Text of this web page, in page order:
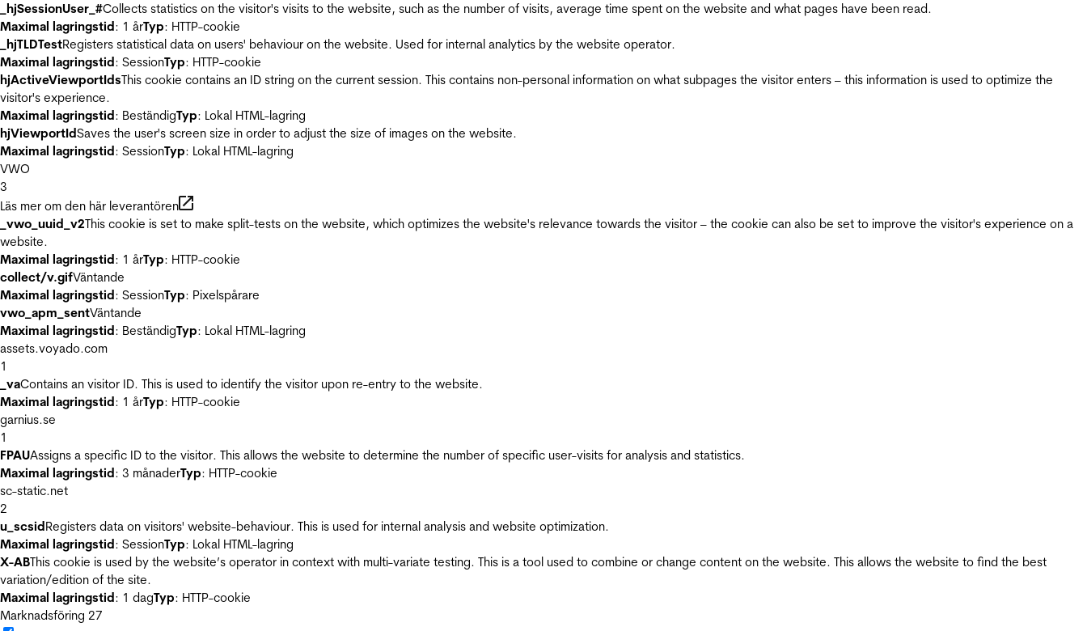
_hjSessionUser_#Collects statistics on the visitor's visits to the website, such as the number of visits, average time spent on the website and what pages have been read.
Maximal lagringstid: 1 årTyp: HTTP-cookie
_hjTLDTestRegisters statistical data on users' behaviour on the website. Used for internal analytics by the website operator.
Maximal lagringstid: SessionTyp: HTTP-cookie
hjActiveViewportIdsThis cookie contains an ID string on the current session. This contains non-personal information on what subpages the visitor enters – this information is used to optimize the
visitor's experience.
Maximal lagringstid: BeständigTyp: Lokal HTML-lagring
hjViewportIdSaves the user's screen size in order to adjust the size of images on the website.
Maximal lagringstid: SessionTyp: Lokal HTML-lagring
VWO
3
Läs mer om den här leverantören
_vwo_uuid_v2This cookie is set to make split-tests on the website, which optimizes the website's relevance towards the visitor – the cookie can also be set to improve the visitor's experience on a
website.
Maximal lagringstid: 1 årTyp: HTTP-cookie
collect/v.gifVäntande
Maximal lagringstid: SessionTyp: Pixelspårare
vwo_apm_sentVäntande
Maximal lagringstid: BeständigTyp: Lokal HTML-lagring
assets.voyado.com
1
_vaContains an visitor ID. This is used to identify the visitor upon re-entry to the website.
Maximal lagringstid: 1 årTyp: HTTP-cookie
garnius.se
1
FPAUAssigns a specific ID to the visitor. This allows the website to determine the number of specific user-visits for analysis and statistics.
Maximal lagringstid: 3 månaderTyp: HTTP-cookie
sc-static.net
2
u_scsidRegisters data on visitors' website-behaviour. This is used for internal analysis and website optimization.
Maximal lagringstid: SessionTyp: Lokal HTML-lagring
X-ABThis cookie is used by the website’s operator in context with multi-variate testing. This is a tool used to combine or change content on the website. This allows the website to find the best
variation/edition of the site.
Maximal lagringstid: 1 dagTyp: HTTP-cookie
Marknadsföring 27